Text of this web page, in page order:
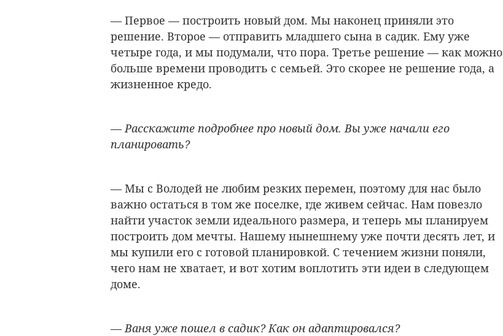
— Первое — построить новый дом. Мы наконец приняли это
решение. Второе — отправить младшего сына в садик. Ему уже
четыре года, и мы подумали, что пора. Третье решение — как можно
больше времени проводить с семьей. Это скорее не решение года, а
жизненное кредо.
— Расскажите подробнее про новый дом. Вы уже начали его
планировать?
— Мы с Володей не любим резких перемен, поэтому для нас было
важно остаться в том же поселке, где живем сейчас. Нам повезло
найти участок земли идеального размера, и теперь мы планируем
построить дом мечты. Нашему нынешнему уже почти десять лет, и
мы купили его с готовой планировкой. С течением жизни поняли,
чего нам не хватает, и вот хотим воплотить эти идеи в следующем
доме.
— Ваня уже пошел в садик? Как он адаптировался?